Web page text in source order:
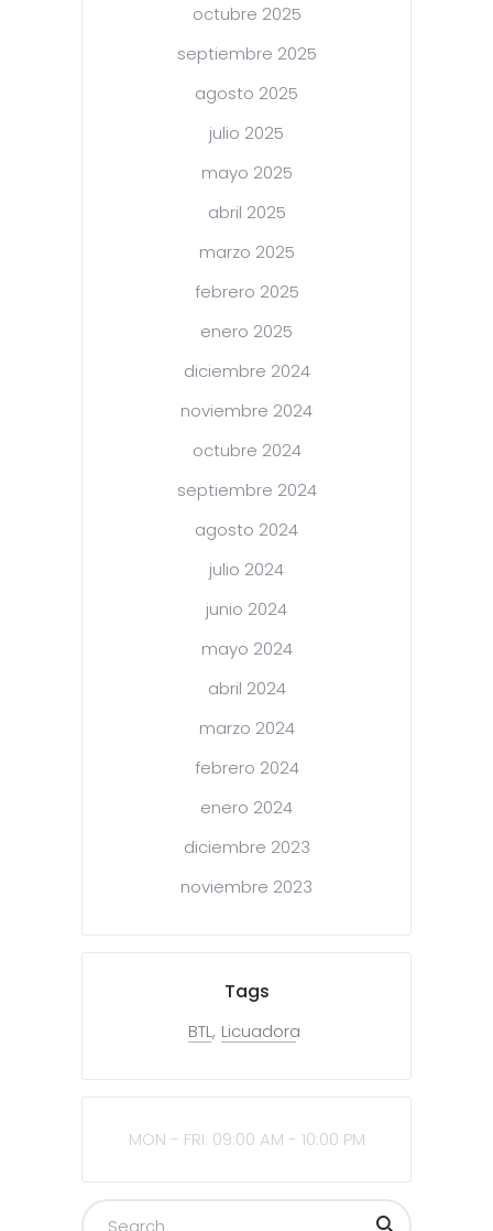
octubre 2025
septiembre 2025
agosto 2025
julio 2025
mayo 2025
abril 2025
marzo 2025
febrero 2025
enero 2025
diciembre 2024
noviembre 2024
octubre 2024
septiembre 2024
agosto 2024
julio 2024
junio 2024
mayo 2024
abril 2024
marzo 2024
febrero 2024
enero 2024
diciembre 2023
noviembre 2023
Tags
BTL Licuadora
MON - FRI: 09:00 AM - 10:00 PM